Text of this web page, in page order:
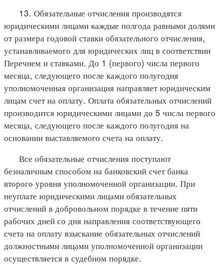
13. Обязательные отчисления производятся
юридическими лицами каждые полгода равными долями
от размера годовой ставки обязательного отчисления,
устанавливаемого для юридических лиц в соответствии
Перечнем и ставками. До 1 (первого) числа первого
месяца, следующего после каждого полугодия
уполномоченная организация направляет юридическим
лицам счет на оплату. Оплата обязательных отчислений
производится юридическими лицами до 5 числа первого
месяца, следующего после каждого полугодия на
основании выставляемого счета на оплату.
Все обязательные отчисления поступают
безналичным способом на банковский счет банка
второго уровня уполномоченной организации. При
неуплате юридическими лицами обязательных
отчислений в добровольном порядке в течение пяти
рабочих дней со дня направления соответствующего
счета на оплату взыскание обязательных отчислений
должностными лицами уполномоченной организации
осуществляется в судебном порядке.